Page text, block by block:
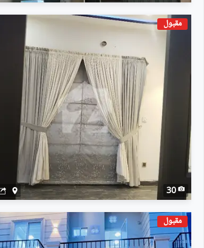
مقبول
30
مقبول